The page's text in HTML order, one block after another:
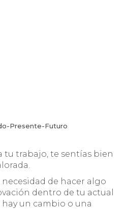
Presente-Futuro
tu trabajo, te sentías bien
necesidad de hacer algo
dentro de tu actual
un cambio o una